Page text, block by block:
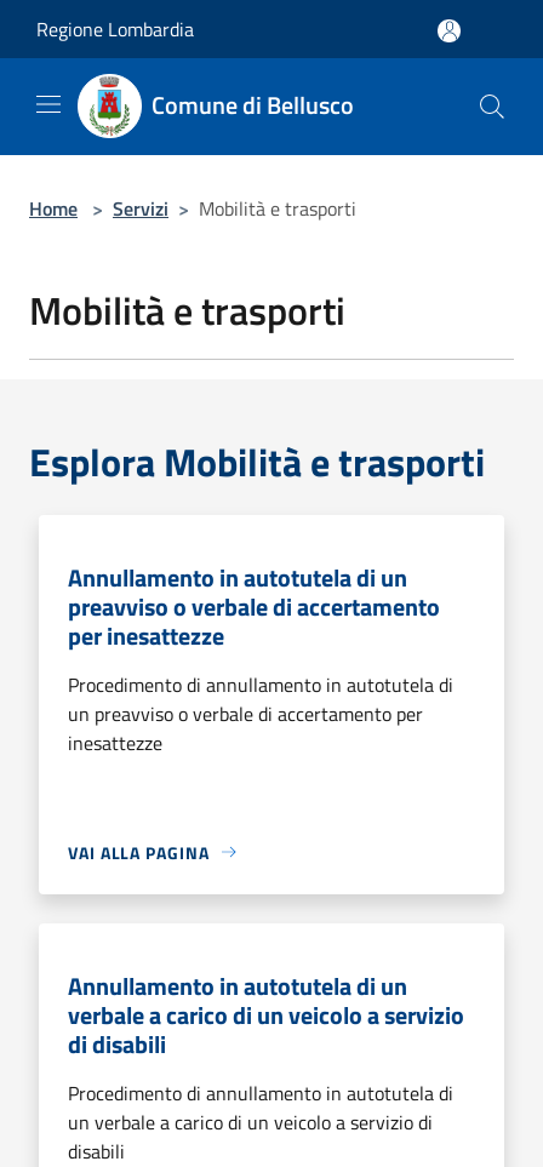
Regione Lombardia
Comune di Bellusco
Home > Servizi > Mobilità e trasporti
Mobilità e trasporti
Esplora Mobilità e trasporti
Annullamento in autotutela di un
preavviso o verbale di accertamento
per inesattezze
Procedimento di annullamento in autotutela di
un preavviso o verbale di accertamento per
inesattezze
VAI ALLA PAGINA
Annullamento in autotutela di un
verbale a carico di un veicolo a servizio
di disabili
Procedimento di annullamento in autotutela di
un verbale a carico di un veicolo a servizio di
disabili